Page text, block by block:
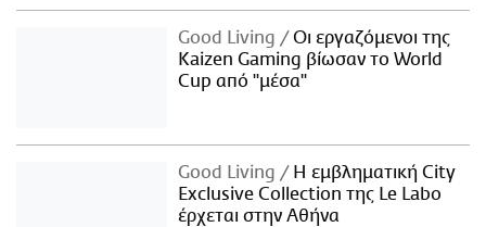
Good Living
Οι εργαζόμενοι της
Kaizen Gaming βίωσαν το World
Cup από "μέσα"
Good Living
Η εμβληματική City
Exclusive Collection της Le Labo
έρχεται στην Αθήνα